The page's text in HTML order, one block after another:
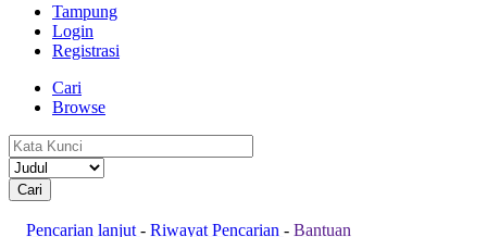
Tampung
Login
Registrasi
Cari
Browse
Pencarian lanjut - Riwayat Pencarian - Bantuan